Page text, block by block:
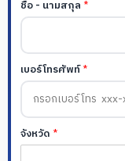
ชื่อ - นามสกุล *
i
r
t
เบอร์โทรศัพท์*
*
จั
จังหวัด *